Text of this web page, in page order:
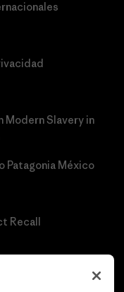
Modern Slavery in
Patagonia México
Recall